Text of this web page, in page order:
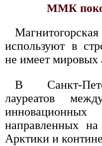
ММК
используют в
не имеет мировых
В Санкт-
лауреатов
направленных
Арктики и